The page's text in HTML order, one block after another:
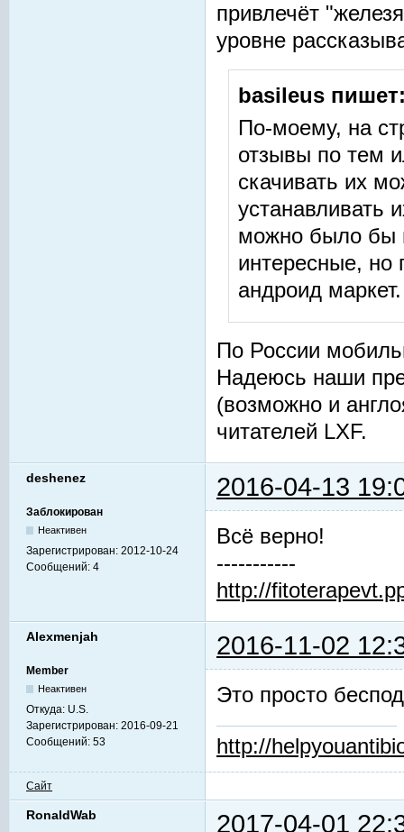
привлечёт
уровне
basileus
По-моему, на
отзывы по тем
скачивать их
устанавливать
можно было бы
интересные, но
андроид маркет.
По России
Надеюсь наши
(возможно и
читателей LXF.
deshenez 2016-04-13
Заблокирован
Неактивен
Зарегистрирован: 2012-10-24
Сообщений: 4
Всё верно!
-----------
http://
Alexmenjah 2016-11-02
Member
Неактивен
Откуда: U.S.
Зарегистрирован: 2016-09-21
Сообщений: 53
Это просто
http://
Сайт
RonaldWab 2017-04-01